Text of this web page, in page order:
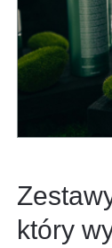
który